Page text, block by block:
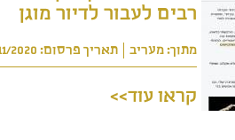
צרו קשר
בלוג
רבים לעבור לדיור מוגן
מתוך: מעריב תאריך פרסום: 22/11/2020
קראו עוד>>